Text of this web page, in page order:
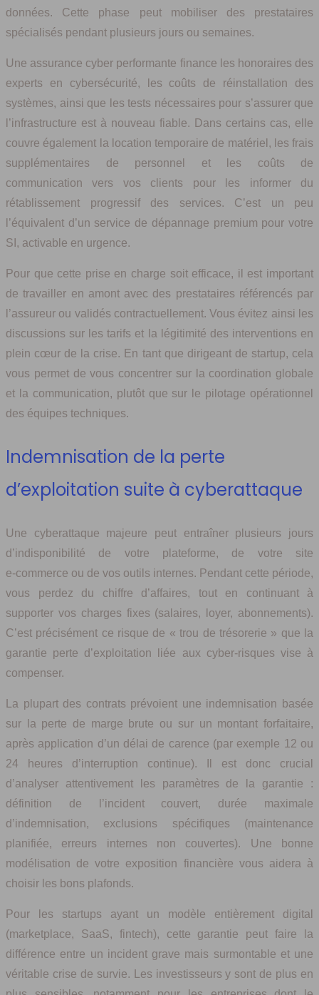
données. Cette phase peut mobiliser des prestataires
spécialisés pendant plusieurs jours ou semaines.
Une assurance cyber performante finance les honoraires des
experts en cybersécurité, les coûts de réinstallation des
systèmes, ainsi que les tests nécessaires pour s’assurer que
l’infrastructure est à nouveau fiable. Dans certains cas, elle
couvre également la location temporaire de matériel, les frais
supplémentaires de personnel et les coûts de
communication vers vos clients pour les informer du
rétablissement progressif des services. C’est un peu
l’équivalent d’un service de dépannage premium pour votre
SI, activable en urgence.
Pour que cette prise en charge soit efficace, il est important
de travailler en amont avec des prestataires référencés par
l’assureur ou validés contractuellement. Vous évitez ainsi les
discussions sur les tarifs et la légitimité des interventions en
plein cœur de la crise. En tant que dirigeant de startup, cela
vous permet de vous concentrer sur la coordination globale
et la communication, plutôt que sur le pilotage opérationnel
des équipes techniques.
Indemnisation de la perte
d’exploitation suite à cyberattaque
Une cyberattaque majeure peut entraîner plusieurs jours
d’indisponibilité de votre plateforme, de votre site
e‑commerce ou de vos outils internes. Pendant cette période,
vous perdez du chiffre d’affaires, tout en continuant à
supporter vos charges fixes (salaires, loyer, abonnements).
C’est précisément ce risque de « trou de trésorerie » que la
garantie perte d’exploitation liée aux cyber‑risques vise à
compenser.
La plupart des contrats prévoient une indemnisation basée
sur la perte de marge brute ou sur un montant forfaitaire,
après application d’un délai de carence (par exemple 12 ou
24 heures d’interruption continue). Il est donc crucial
d’analyser attentivement les paramètres de la garantie :
définition de l’incident couvert, durée maximale
d’indemnisation, exclusions spécifiques (maintenance
planifiée, erreurs internes non couvertes). Une bonne
modélisation de votre exposition financière vous aidera à
choisir les bons plafonds.
Pour les startups ayant un modèle entièrement digital
(marketplace, SaaS, fintech), cette garantie peut faire la
différence entre un incident grave mais surmontable et une
véritable crise de survie. Les investisseurs y sont de plus en